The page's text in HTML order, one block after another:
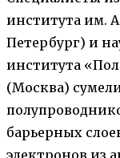
института им.
Петербург) и
института
(Москва)
барьерных